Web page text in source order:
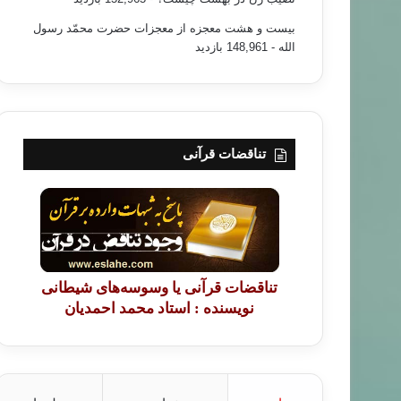
اخوانی در فهرست اعدام شوندگان!
بیست و هشت معجزه از معجزات حضرت محمّد رسول
الله - 148,961 بازدید
تناقضات قرآنی
تناقضات قرآنی یا وسوسه‌های شیطانی
نویسنده : استاد محمد احمدیان